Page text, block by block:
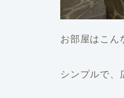
お部屋はこん
シンプルで、